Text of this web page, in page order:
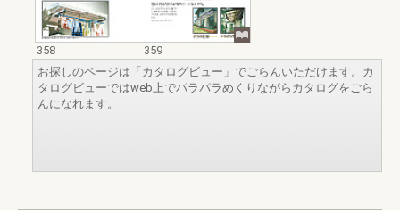
358
359
お探しのページは「カタログビュー」でごらんいただけます。カ
タログビューではweb上でパラパラめくりながらカタログをごら
んになれます。